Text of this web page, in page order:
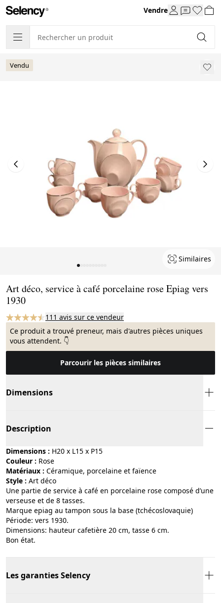
Vendre
Vendu
Similaires
Art déco, service à café porcelaine rose Epiag vers
1930
111 avis sur ce vendeur
Ce produit a trouvé preneur, mais d'autres pièces uniques
vous attendent. 👇
Parcourir les pièces similaires
Dimensions
Description
Dimensions : H20 x L15 x P15
Couleur :
rose
Matériaux :
céramique, porcelaine et faïence
Style :
art déco
Une partie de service à café en porcelaine rose composé d’une
verseuse et de 8 tasses.
Marque epiag au tampon sous la base (tchécoslovaquie)
Période: vers 1930.
Dimensions: hauteur cafetière 20 cm, tasse 6 cm.
Bon état.
Les garanties Selency